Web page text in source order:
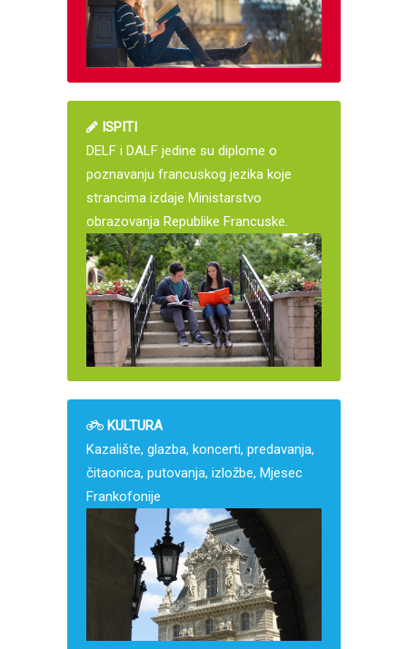
ISPITI
DELF i DALF jedine su diplome o
poznavanju francuskog jezika koje
strancima izdaje Ministarstvo
obrazovanja Republike Francuske.
KULTURA
Kazalište, glazba, koncerti, predavanja,
čitaonica, putovanja, izložbe, Mjesec
Frankofonije